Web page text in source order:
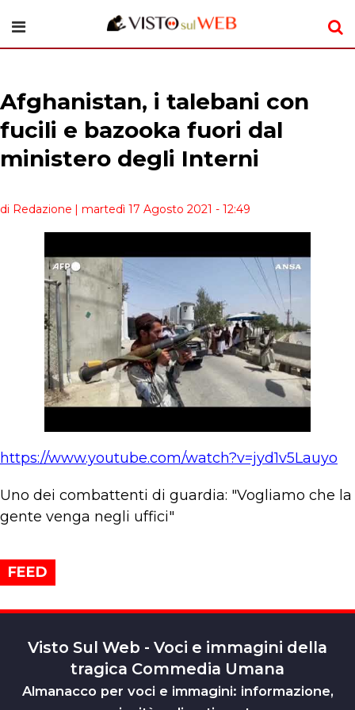
Afghanistan, i talebani con
fucili e bazooka fuori dal
ministero degli Interni
di Redazione | martedì 17 Agosto 2021 - 12:49
https://www.youtube.com/watch?v=jyd1v5Lauyo
Uno dei combattenti di guardia: "Vogliamo che la
gente venga negli uffici"
FEED
Visto Sul Web - Voci e immagini della
tragica Commedia Umana
Almanacco per voci e immagini: informazione,